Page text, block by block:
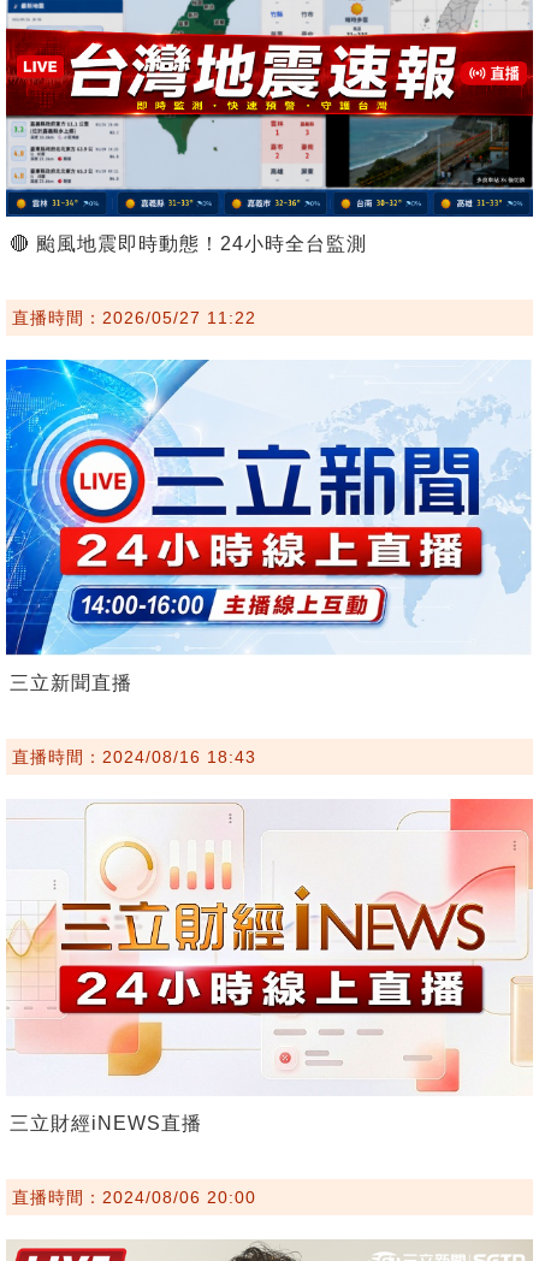
🔴 颱風地震即時動態！24小時全台監測
直播時間：2026/05/27 11:22
三立新聞直播
直播時間：2024/08/16 18:43
三立財經iNEWS直播
直播時間：2024/08/06 20:00